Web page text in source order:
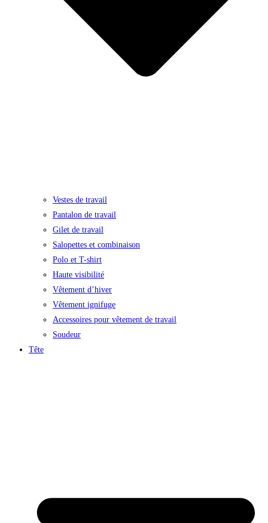
Vestes de travail
Pantalon de travail
Gilet de travail
Salopettes et combinaison
Polo et T-shirt
Haute visibilité
Vêtement d’hiver
Vêtement ignifuge
Accessoires pour vêtement de travail
Soudeur
Tête